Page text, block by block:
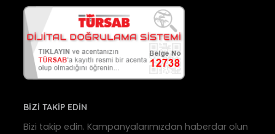
BİZİ TAKİP EDİN
Bizi takip edin. Kampanyalarımızdan haberdar olun